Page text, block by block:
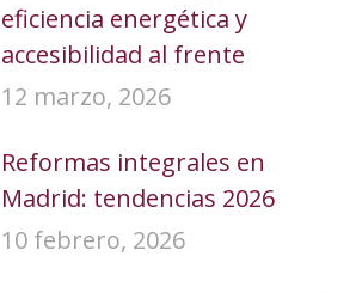
eficiencia energética y
accesibilidad al frente
12 marzo, 2026
Reformas integrales en
Madrid: tendencias 2026
10 febrero, 2026